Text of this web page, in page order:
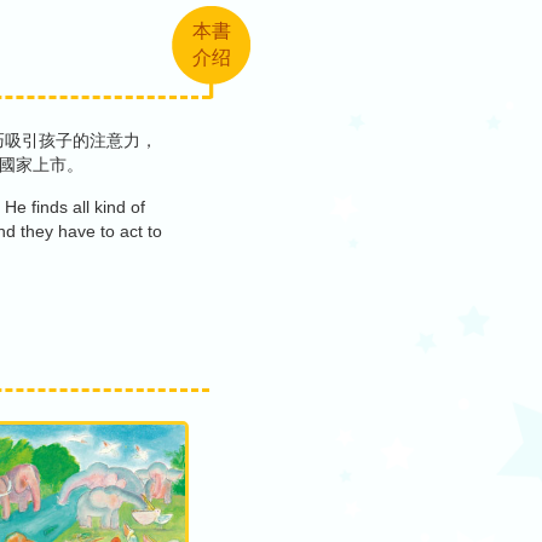
本書
介绍
引孩子的注意力，
家上市。
finds all kind of
they have to act to